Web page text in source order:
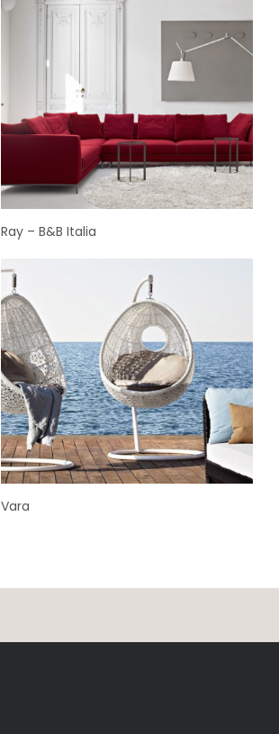
Ray – B&B Italia
Vara